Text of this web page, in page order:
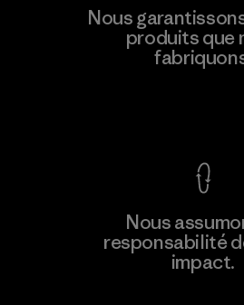
Nous
produits que
Nous
responsabilité
impact.